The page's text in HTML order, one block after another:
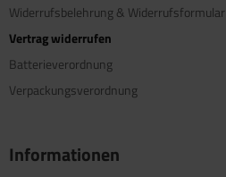
Widerrufsbelehrung & Widerrufsformular
Vertrag widerrufen
Batterieverordnung
Verpackungsverordnung
Informationen